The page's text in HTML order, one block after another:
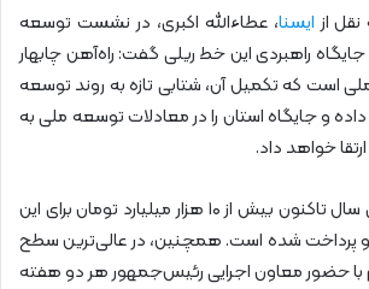
از ایسنا، عطاءالله اکبری، در نشست توسعه
جایگاه راهبردی این خط ریلی گفت: راه‌آهن چابهار
است که تکمیل آن، شتابی تازه به روند توسعه
و جایگاه استان را در معادلات توسعه ملی به
خواهد داد.
وی اعلام کرد: از ابتدای سال تاکنون بیش از ۱۰ هزار میلیارد تومان برای این
پرداخت شده است. همچنین، در عالی‌ترین سطح
حضور معاون اجرایی رئیس‌جمهور هر دو هفته